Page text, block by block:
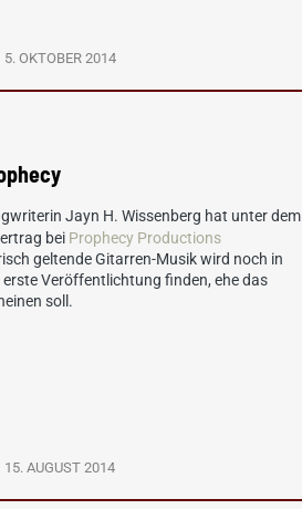
5. OKTOBER 2014
Jayn H. Wissenberg hat unter dem
bei Prophecy Productions
geltende Gitarren-Musik wird noch in
Veröffentlichtung finden, ehe das
soll.
15. AUGUST 2014